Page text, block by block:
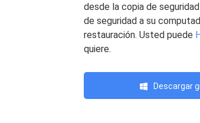
desde la copia de
de seguridad a su
restauración. Usted puede
quiere.
Descargar